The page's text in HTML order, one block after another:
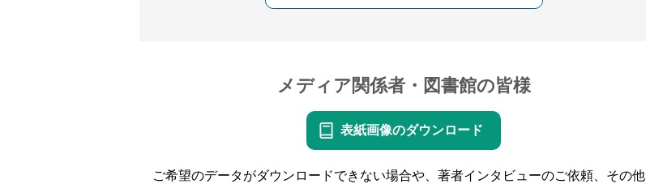
メディア関係者・図書館の皆様
表紙画像のダウンロード
ご希望のデータがダウンロードできない場合や、著者インタビューのご依頼、その他